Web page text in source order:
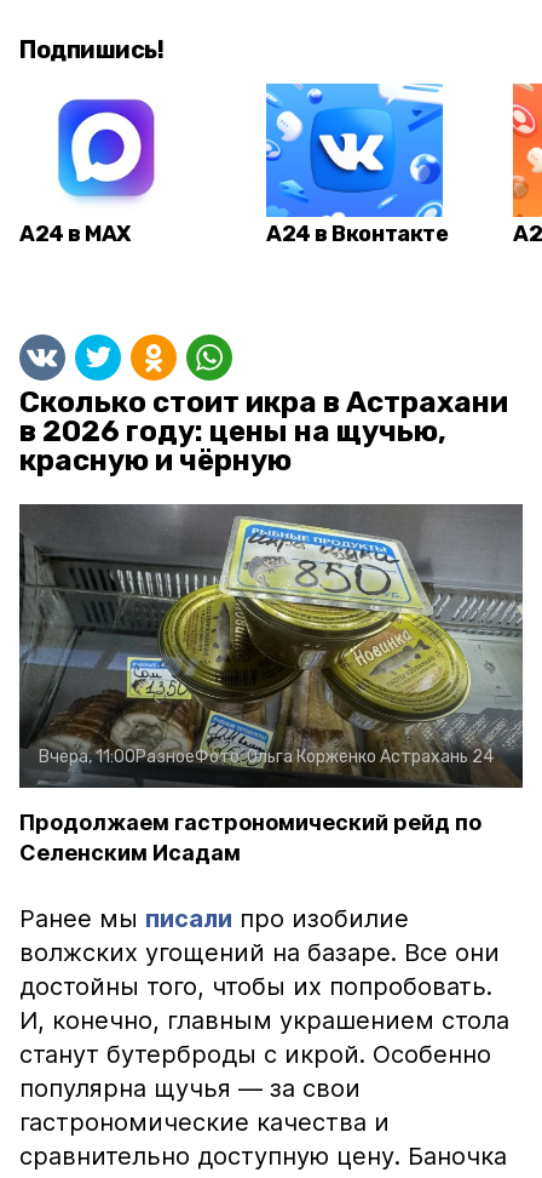
Подпишись!
А24 в MAX А24 в Вконтакте
Сколько стоит икра в Астрахани
в 2026 году: цены на щучью,
красную и чёрную
Вчера, 11:00РазноеФото:Ольга Корженко Астрахань 24
Продолжаем гастрономический рейд по
Селенским Исадам
Ранее мы писали про изобилие
волжских угощений на базаре. Все они
достойны того, чтобы их попробовать.
И, конечно, главным украшением стола
станут бутерброды с икрой. Особенно
популярна щучья — за свои
гастрономические качества и
сравнительно доступную цену. Баночка